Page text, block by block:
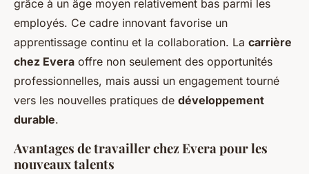
grâce à un âge moyen relativement bas parmi les
employés. Ce cadre innovant favorise un
apprentissage continu et la collaboration. La carrière
chez Evera offre non seulement des opportunités
professionnelles, mais aussi un engagement tourné
vers les nouvelles pratiques de développement
durable.
Avantages de travailler chez Evera pour les
nouveaux talents